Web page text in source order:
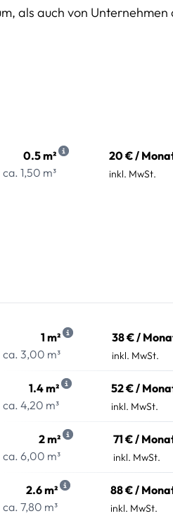
als auch von
0.5 m²
ca. 1,50 m³
20 € /
inkl. MwSt.
1 m²
ca. 3,00 m³
38 € /
inkl. MwSt.
1.4 m²
ca. 4,20 m³
52 € /
inkl. MwSt.
2 m²
ca. 6,00 m³
71 € /
inkl. MwSt.
2.6 m²
ca. 7,80 m³
88 € /
inkl. MwSt.